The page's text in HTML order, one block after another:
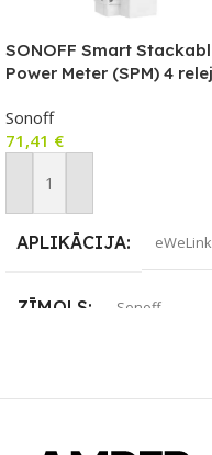
SONOFF Smart
Power Meter (SPM) 4
Sonoff
71,41 €
Pievienot Grozam
APLIKĀCIJA eWeLink
ZĪMOLS Sonoff